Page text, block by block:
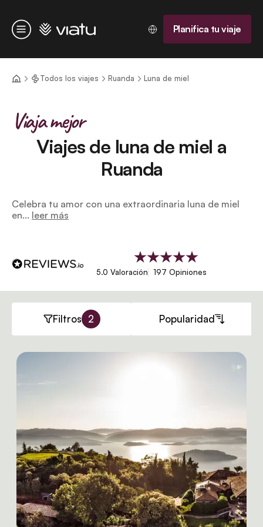
Menú
Página de inicio Planifica tu viaje
Todos los viajes Ruanda Luna de miel
Viajes de luna de miel a
Ruanda
Viaja mejor
Celebra tu amor con una extraordinaria luna de miel
en... leer más
5.0 Valoración 197 Opiniones
Filtros 2 Popularidad